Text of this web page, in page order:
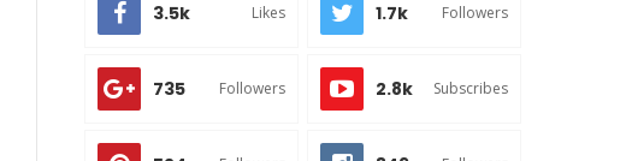
3.5k Likes 1.7k Followers
735 Followers 2.8k Subscribes